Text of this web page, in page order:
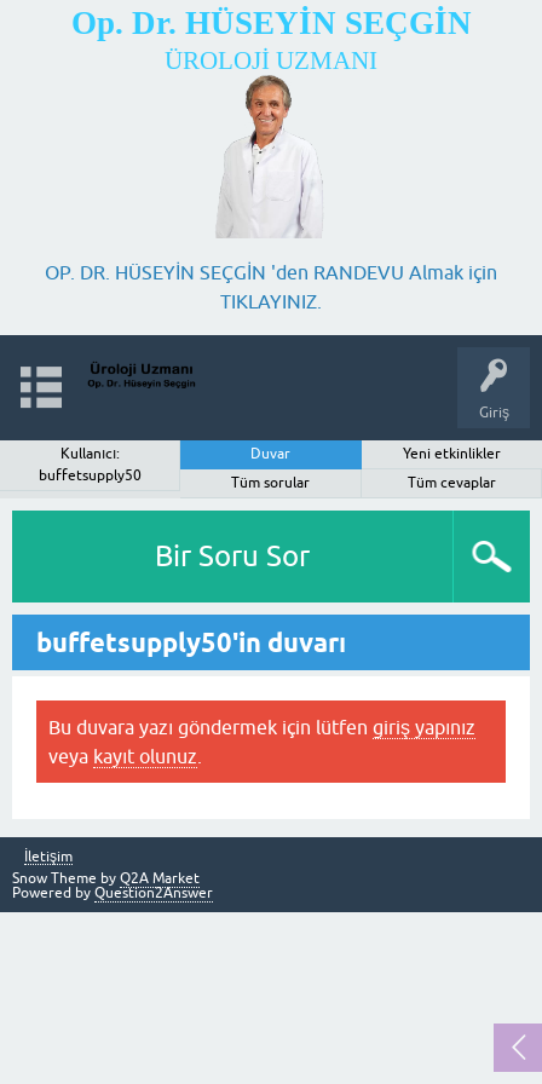
Op. Dr. HÜSEYİN SEÇGİN
ÜROLOJİ UZMANI
OP. DR. HÜSEYİN SEÇGİN 'den RANDEVU Almak için
TIKLAYINIZ.
Giriş
Kullanıcı:
buffetsupply50
Duvar
Yeni etkinlikler
Tüm sorular
Tüm cevaplar
Bir Soru Sor
buffetsupply50'in duvarı
Bu duvara yazı göndermek için lütfen giriş yapınız
veya kayıt olunuz
İletişim
Snow Theme by Q2A Market
Powered by Question2Answer